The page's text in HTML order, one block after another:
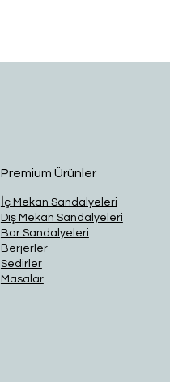
Premium Ürünler
İç Mekan Sandalyeleri
Dış Mekan Sandalyeleri
Bar Sandalyeleri
Berjerler
Sedirler
Masalar